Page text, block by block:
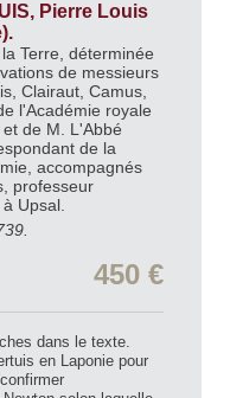
Pierre Louis
Terre, déterminée
de messieurs
Clairaut, Camus,
l'Académie royale
de M. L'Abbé
de la
accompagnés
professeur
Upsal.
450 €
dans le texte.
en Laponie pour